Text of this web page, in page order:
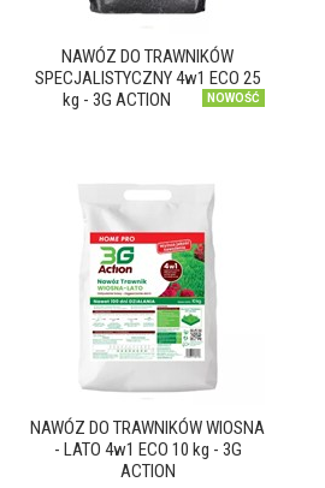
NAWÓZ DO TRAWNIKÓW
SPECJALISTYCZNY 4w1 ECO 25
kg - 3G ACTION
NOWOŚĆ
NAWÓZ DO TRAWNIKÓW WIOSNA
- LATO 4w1 ECO 10 kg - 3G
ACTION